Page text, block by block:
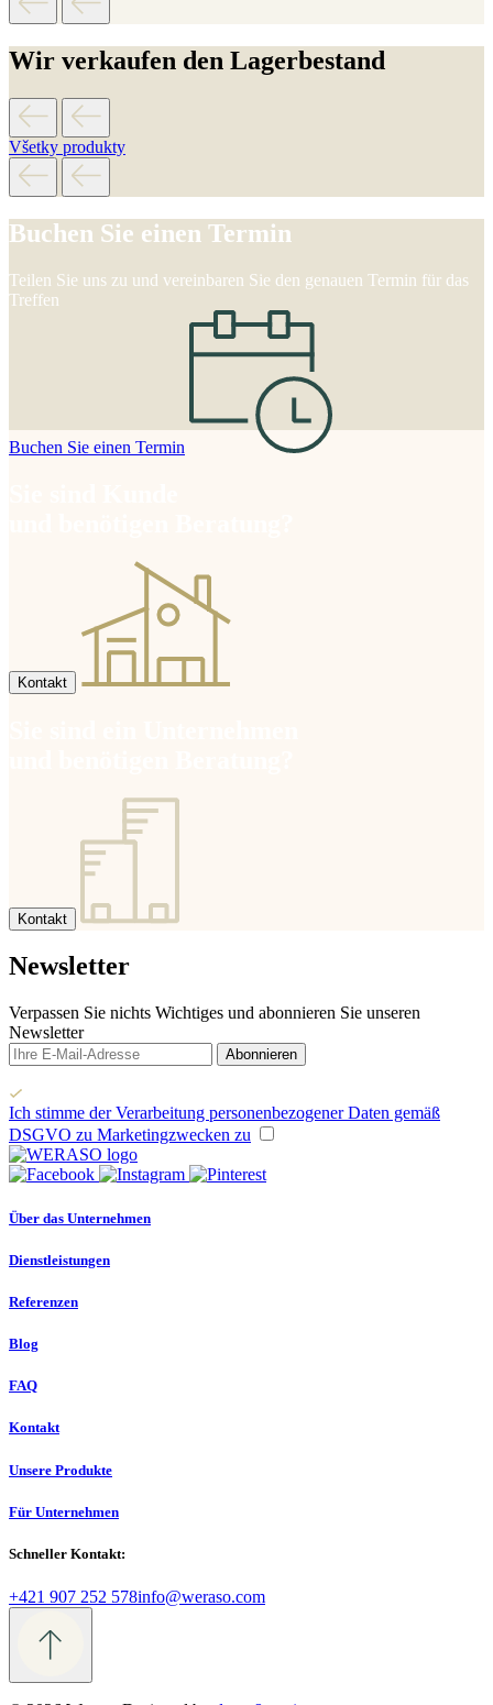
Wir verkaufen den Lagerbestand
Všetky produkty
Buchen Sie einen Termin
Teilen Sie uns zu und vereinbaren Sie den genauen Termin für das
Treffen
Buchen Sie einen Termin
Kontakt
Kontakt
Newsletter
Verpassen Sie nichts Wichtiges und abonnieren Sie unseren
Newsletter
Abonnieren
Ich stimme der Verarbeitung personenbezogener Daten gemäß
DSGVO zu Marketingzwecken zu
Über das Unternehmen
Dienstleistungen
Referenzen
Blog
FAQ
Kontakt
Unsere Produkte
Für Unternehmen
Schneller Kontakt:
+421 907 252 578info@weraso.com